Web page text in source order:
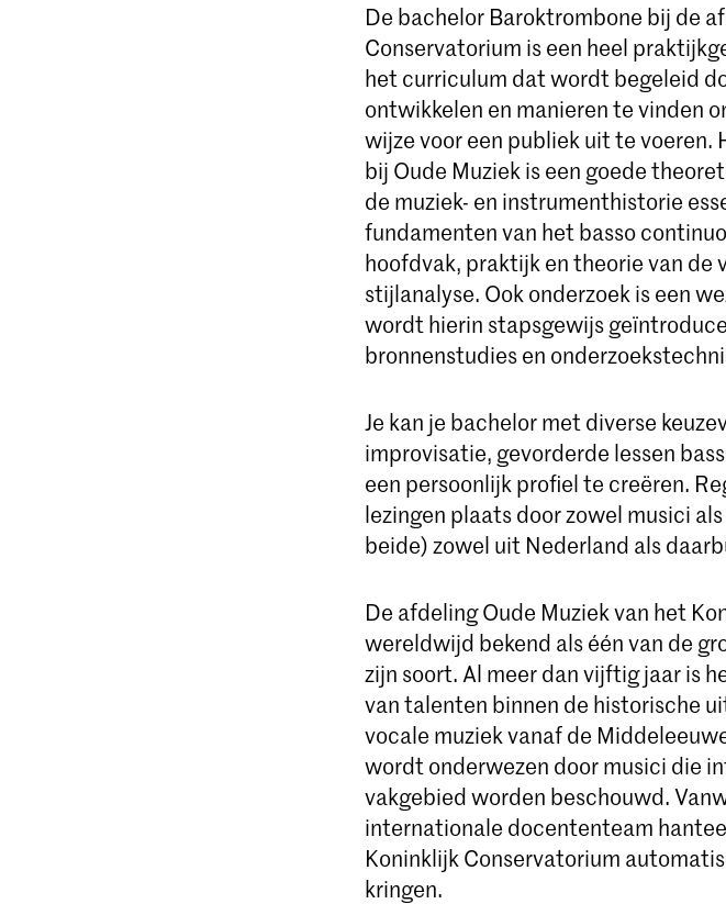
De bachelor Baroktrombone bij de
Conservatorium is een heel
het curriculum dat wordt begeleid
ontwikkelen en manieren te vinden
wijze voor een publiek uit te
bij Oude Muziek is een goede
de muziek- en instrumenthistorie
fundamenten van het basso
hoofdvak, praktijk en theorie van de
stijlanalyse. Ook onderzoek is een
wordt hierin stapsgewijs
bronnenstudies en
Je kan je bachelor met diverse
improvisatie, gevorderde lessen
een persoonlijk profiel te creëren.
lezingen plaats door zowel musici
beide) zowel uit Nederland als
De afdeling Oude Muziek van het
wereldwijd bekend als één van de
zijn soort. Al meer dan vijftig jaar is
van talenten binnen de historische
vocale muziek vanaf de
wordt onderwezen door musici die
vakgebied worden beschouwd.
internationale docententeam
Koninklijk Conservatorium
kringen.